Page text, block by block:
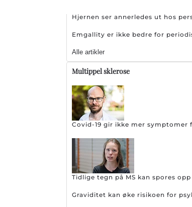
Hjernen ser annerledes ut hos
Emgallity er ikke bedre for
Alle artikler
Multippel sklerose
Covid-19 gir ikke mer symptomer
Tidlige tegn på MS kan spores
Graviditet kan øke risikoen for